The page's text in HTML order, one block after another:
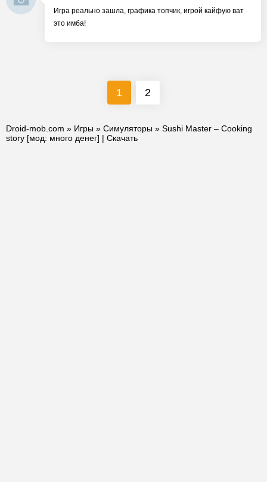
Игра реально зашла, графика топчик, игрой кайфую ват
это имба!
1 2
Droid-mob.com » Игры » Симуляторы » Sushi Master – Cooking
story [мод: много денег] | Скачать